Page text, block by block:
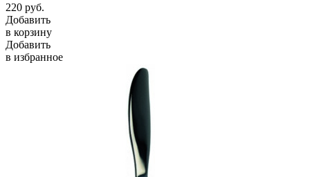
220 руб.
Добавить
в корзину
Добавить
в избранное